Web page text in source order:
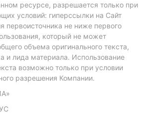
ресурсе, разрешается только при
условий: гиперссылки на Сайт
первоисточника не ниже первого
который не может
объема оригинального текста,
и лида материала. Использование
возможно только при условии
разрешения Компании.